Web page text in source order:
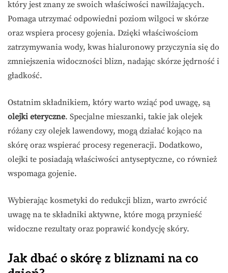
który jest znany ze swoich właściwości nawilżających.
Pomaga utrzymać odpowiedni poziom wilgoci w skórze
oraz wspiera procesy gojenia. Dzięki właściwościom
zatrzymywania wody, kwas hialuronowy przyczynia się do
zmniejszenia widoczności blizn, nadając skórze jędrność i
gładkość.
Ostatnim składnikiem, który warto wziąć pod uwagę, są
olejki eteryczne. Specjalne mieszanki, takie jak olejek
różany czy olejek lawendowy, mogą działać kojąco na
skórę oraz wspierać procesy regeneracji. Dodatkowo,
olejki te posiadają właściwości antyseptyczne, co również
wspomaga gojenie.
Wybierając kosmetyki do redukcji blizn, warto zwrócić
uwagę na te składniki aktywne, które mogą przynieść
widoczne rezultaty oraz poprawić kondycję skóry.
Jak dbać o skórę z bliznami na co